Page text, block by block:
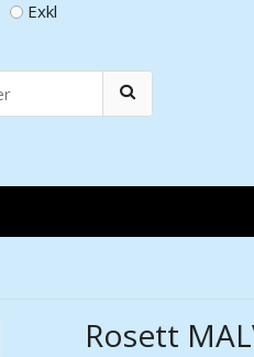
Exkl
Rosett